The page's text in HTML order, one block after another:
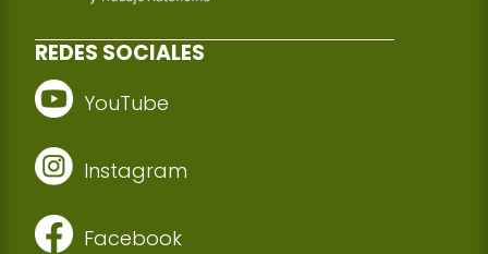
REDES SOCIALES
YouTube
Instagram
Facebook